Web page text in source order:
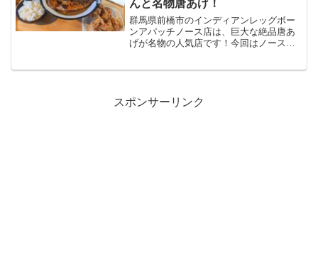
んと名物唐あげ！
群馬県前橋市のインディアンレッグボー
ンアパッチノース店は、巨大な絶品唐あ
げが名物の人気店です！今回はノース店
スポンサーリンク